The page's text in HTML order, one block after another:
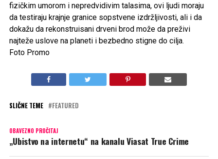
fizičkim umorom i nepredvidivim talasima, ovi ljudi moraju
da testiraju krajnje granice sopstvene izdržljivosti, ali i da
dokažu da rekonstruisani drveni brod može da preživi
najteže uslove na planeti i bezbedno stigne do cilja.
Foto Promo
SLIČNE TEME FEATURED
OBAVEZNO PROČITAJ
„Ubistvo na internetu“ na kanalu Viasat True Crime